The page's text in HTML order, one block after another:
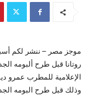
موجز مصر – ننشر لكم
روتانا قبل طرح ألبومه
الإعلامية للمطرب عمرو
وذلك قبل طرح البومه